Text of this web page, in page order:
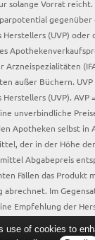
solange Vorrat
Herstellers (UVP)
außer Büchern.
(UVP).
unverbindliche
Apotheken selbst
der in der Höhe
Abgabepreis
Fällen das Produkt
Im
Empfehlung der
use of cookies to